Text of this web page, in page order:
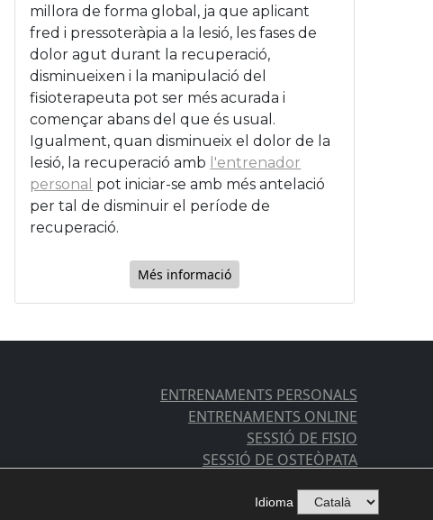
millora de forma global, ja que aplicant
fred i pressoteràpia a la lesió, les fases de
dolor agut durant la recuperació,
disminueixen i la manipulació del
fisioterapeuta pot ser més acurada i
començar abans del que és usual.
Igualment, quan disminueix el dolor de la
lesió, la recuperació amb l'entrenador
personal pot iniciar-se amb més antelació
per tal de disminuir el període de
recuperació.
Més informació
ENTRENAMENTS PERSONALS
ENTRENAMENTS ONLINE
SESSIÓ DE FISIO
SESSIÓ DE OSTEÒPATA
RECUPERACIÓ D'OPERACIONS
Idioma